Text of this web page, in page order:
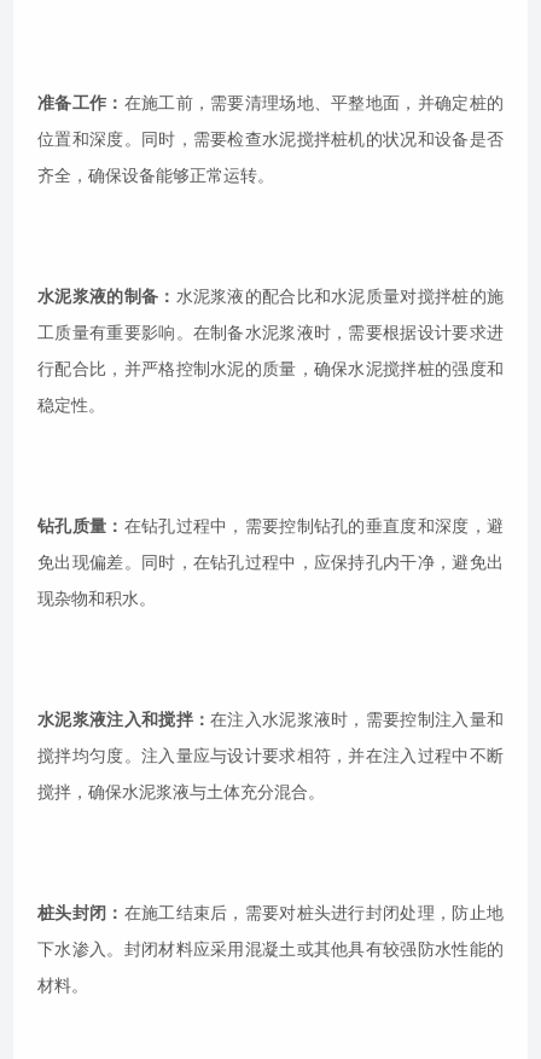
准备工作： 在施工前，需要清理场地、平整地面，并确定桩的
位置和深度。同时，需要检查水泥搅拌桩机的状况和设备是否
齐全，确保设备能够正常运转。
水泥浆液的制备： 水泥浆液的配合比和水泥质量对搅拌桩的施
工质量有重要影响。在制备水泥浆液时，需要根据设计要求进
行配合比，并严格控制水泥的质量，确保水泥搅拌桩的强度和
稳定性。
钻孔质量： 在钻孔过程中，需要控制钻孔的垂直度和深度，避
免出现偏差。同时，在钻孔过程中，应保持孔内干净，避免出
现杂物和积水。
水泥浆液注入和搅拌：在注入水泥浆液时，需要控制注入量和
搅拌均匀度。注入量应与设计要求相符，并在注入过程中不断
搅拌，确保水泥浆液与土体充分混合。
桩头封闭： 在施工结束后，需要对桩头进行封闭处理，防止地
下水渗入。封闭材料应采用混凝土或其他具有较强防水性能的
材料。